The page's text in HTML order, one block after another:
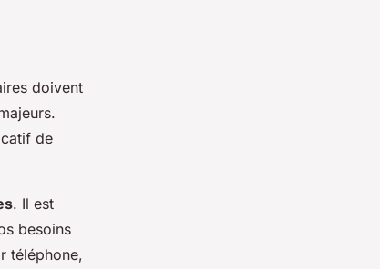
doivent
de
. Il est
besoins
téléphone,